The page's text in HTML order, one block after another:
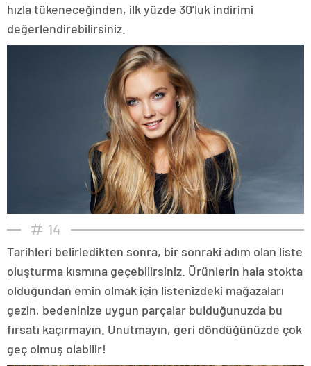
hızla tükeneceğinden, ilk yüzde 30’luk indirimi
değerlendirebilirsiniz.
14
Tarihleri belirledikten sonra, bir sonraki adım olan liste
oluşturma kısmına geçebilirsiniz. Ürünlerin hala stokta
olduğundan emin olmak için listenizdeki mağazaları
gezin, bedeninize uygun parçalar bulduğunuzda bu
fırsatı kaçırmayın. Unutmayın, geri döndüğünüzde çok
geç olmuş olabilir!